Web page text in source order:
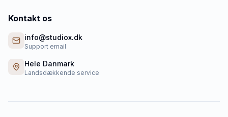
Kontakt os
info@studiox.dk
Support email
Hele Danmark
Landsdækkende service